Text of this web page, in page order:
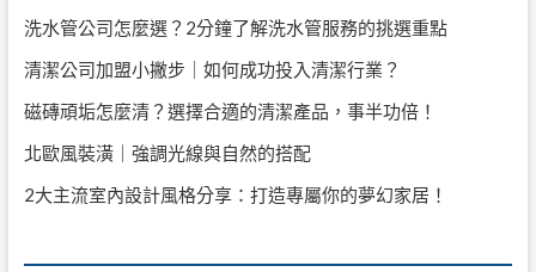
洗水管公司怎麼選？2分鐘了解洗水管服務的挑選重點
清潔公司加盟小撇步｜如何成功投入清潔行業？
磁磚頑垢怎麼清？選擇合適的清潔產品，事半功倍！
北歐風裝潢｜強調光線與自然的搭配
2大主流室內設計風格分享：打造專屬你的夢幻家居！